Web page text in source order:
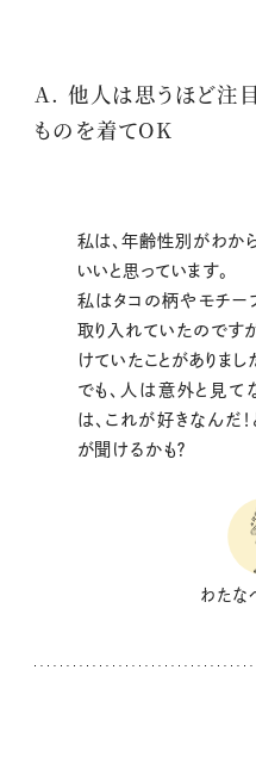
A. 他人は思うほど注
ものを着てOK
私は、年齢性別がわか
いいと思っています。
私はタコの柄やモチー
取り入れていたのです
けていたことがありました
でも、人は意外と見て
は、これが好きなんだ
が聞けるかも？
わたな